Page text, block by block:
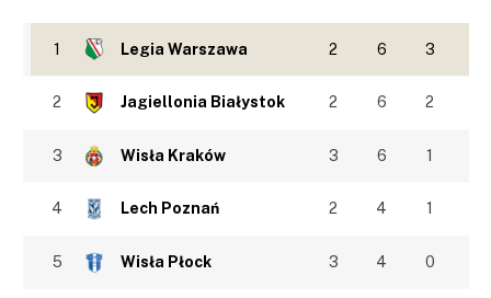
1 Legia Warszawa 2 6 3
2 Jagiellonia Białystok 2 6 2
3 Wisła Kraków 3 6 1
4 Lech Poznań 2 4 1
5 Wisła Płock 3 4 0